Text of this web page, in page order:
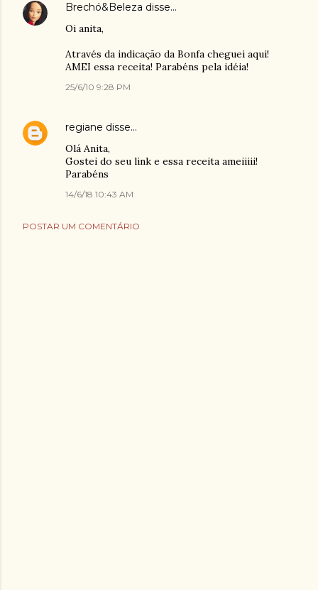
Brechó&Beleza disse…
Oi anita,
Através da indicação da Bonfa cheguei aqui!
AMEI essa receita! Parabéns pela idéia!
25/6/10 9:28 PM
regiane disse…
Olá Anita,
Gostei do seu link e essa receita ameiiiii!
Parabéns
14/6/18 10:43 AM
POSTAR UM COMENTÁRIO